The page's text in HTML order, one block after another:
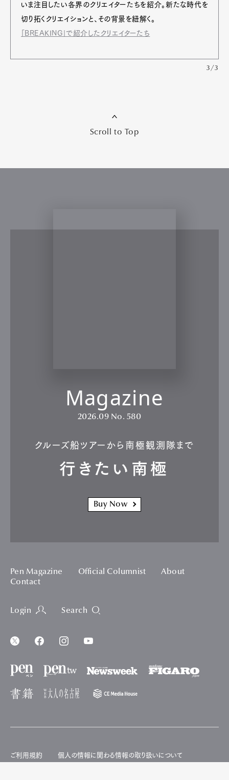
いま注⽬したい各界のクリエイターたちを紹介。新たな時代を
切り拓くクリエイションと、その背景を紐解く。
「BREAKING」で紹介したクリエイターたち
3/3
Scroll to Top
Magazine
2026.09 No. 580
クルーズ船ツアーから南極観測隊まで
行きたい南極
Buy Now
Pen Magazine Official Columnist
About
Contact
Login Search
ご利用規約 個人の情報に関わる情報の取り扱いについて